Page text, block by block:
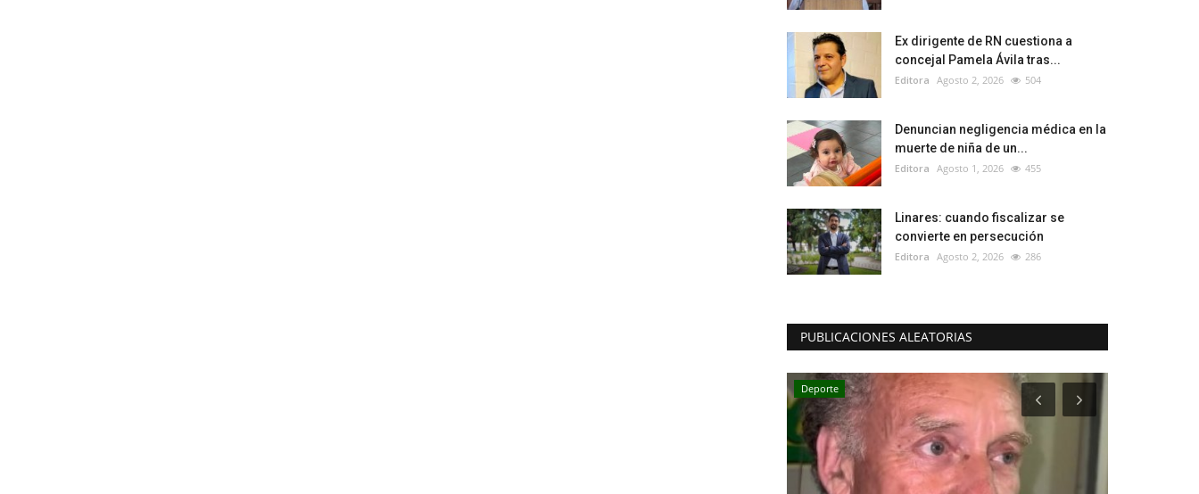
Ex dirigente de RN cuestiona a
concejal Pamela Ávila tras...
Editora Agosto 2, 2026 504
Denuncian negligencia médica en la
muerte de niña de un...
Editora Agosto 1, 2026 455
Linares: cuando fiscalizar se
convierte en persecución
Editora Agosto 2, 2026 286
PUBLICACIONES ALEATORIAS
Deporte